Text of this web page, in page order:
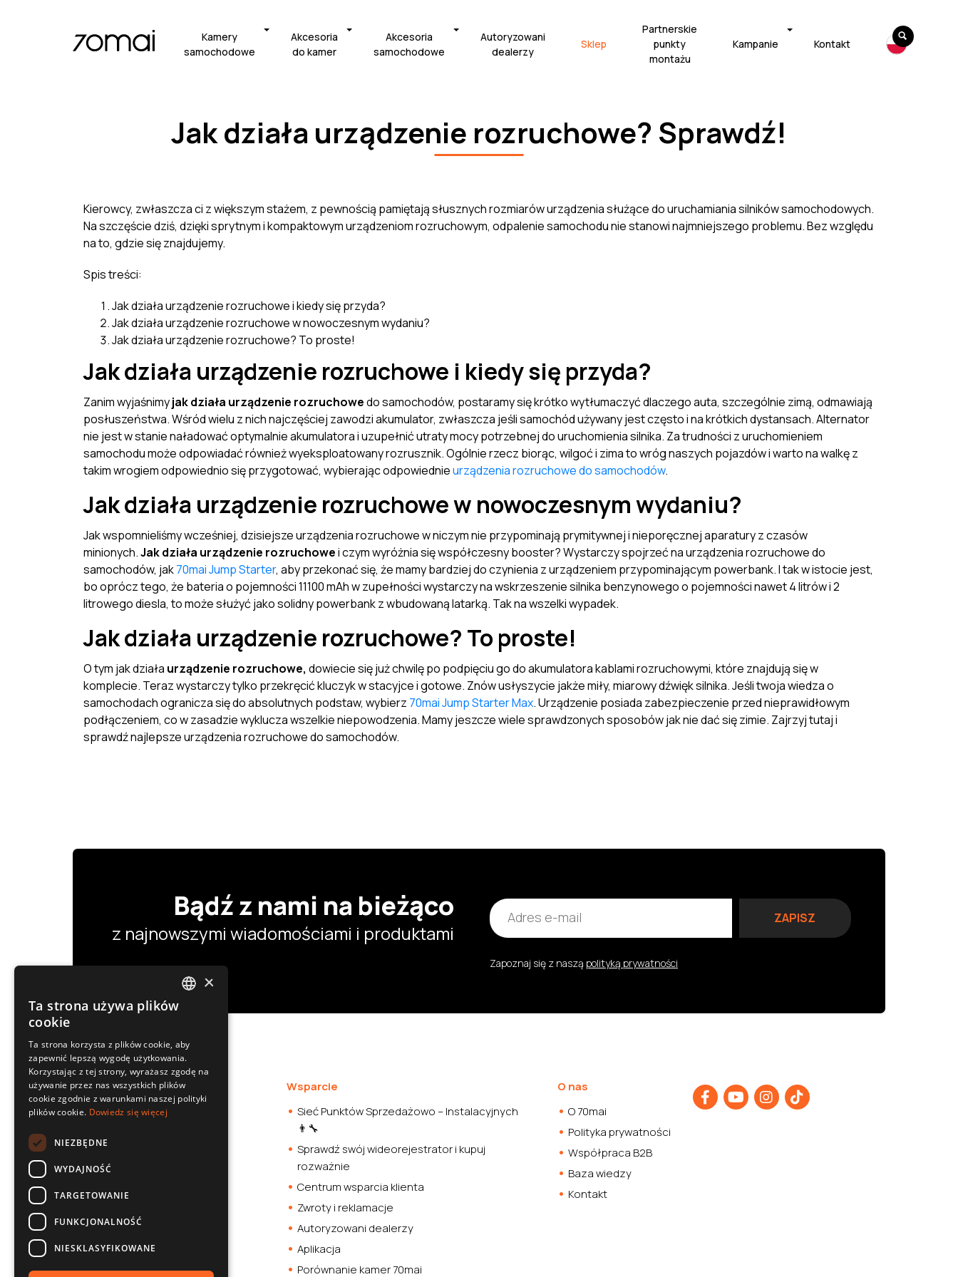
Kamery
samochodowe
Akcesoria
do kamer
Akcesoria
samochodowe
Autoryzowani
dealerzy
Sklep
Partnerskie
punkty
montażu
Kampanie Kontakt
Jak działa urządzenie rozruchowe? Sprawdź!
Kierowcy, zwłaszcza ci z większym stażem, z pewnością pamiętają słusznych rozmiarów urządzenia służące do uruchamiania silników samochodowych.
Na szczęście dziś, dzięki sprytnym i kompaktowym urządzeniom rozruchowym, odpalenie samochodu nie stanowi najmniejszego problemu. Bez względu
na to, gdzie się znajdujemy.
Spis treści:
Jak działa urządzenie rozruchowe i kiedy się przyda?
Jak działa urządzenie rozruchowe w nowoczesnym wydaniu?
Jak działa urządzenie rozruchowe? To proste!
Jak działa urządzenie rozruchowe i kiedy się przyda?
Zanim wyjaśnimyjak działa urządzenie rozruchowedo samochodów, postaramy się krótko wytłumaczyć dlaczego auta, szczególnie zimą, odmawiają
posłuszeństwa. Wśród wielu z nich najczęściej zawodzi akumulator, zwłaszcza jeśli samochód używany jest często i na krótkich dystansach. Alternator
nie jest w stanie naładować optymalnie akumulatora i uzupełnić utraty mocy potrzebnej do uruchomienia silnika. Za trudności z uruchomieniem
samochodu może odpowiadać również wyeksploatowany rozrusznik. Ogólnie rzecz biorąc, wilgoć i zima to wróg naszych pojazdów i warto na walkę z
takim wrogiem odpowiednio się przygotować, wybierając odpowiednieurządzenia rozruchowe do samochodów.
Jak działa urządzenie rozruchowe w nowoczesnym wydaniu?
Jak wspomnieliśmy wcześniej, dzisiejsze urządzenia rozruchowe w niczym nie przypominają prymitywnej i nieporęcznej aparatury z czasów
minionych.Jak działa urządzenie rozruchowei czym wyróżnia się współczesny booster? Wystarczy spojrzeć na urządzenia rozruchowe do
samochodów, jak70mai Jump Starter, aby przekonać się, że mamy bardziej do czynienia z urządzeniem przypominającym powerbank. I tak w istocie jest,
bo oprócz tego, że bateria o pojemności 11100 mAh w zupełności wystarczy na wskrzeszenie silnika benzynowego o pojemności nawet 4 litrów i 2
litrowego diesla, to może służyć jako solidny powerbank z wbudowaną latarką. Tak na wszelki wypadek.
Jak działa urządzenie rozruchowe? To proste!
O tym jak działa urządzenie rozruchowe, dowiecie się już chwilę po podpięciu go do akumulatora kablami rozruchowymi, które znajdują się w
komplecie. Teraz wystarczy tylko przekręcić kluczyk w stacyjce i gotowe. Znów usłyszycie jakże miły, miarowy dźwięk silnika. Jeśli twoja wiedza o
samochodach ogranicza się do absolutnych podstaw, wybierz 70mai Jump Starter Max. Urządzenie posiada zabezpieczenie przed nieprawidłowym
podłączeniem, co w zasadzie wyklucza wszelkie niepowodzenia. Mamy jeszcze wiele sprawdzonych sposobów jak nie dać się zimie. Zajrzyj tutaj i
sprawdź najlepsze urządzenia rozruchowe do samochodów.
Bądź z nami na bieżąco
z najnowszymi wiadomościami i produktami
Zapoznaj się z naszą polityką prywatności
Oferta
Kamery samochodowe
Stacja zasilania
Sklep
Wsparcie
Sieć Punktów Sprzedażowo – Instalacyjnych
👨‍🔧
Sprawdź swój wideorejestrator i kupuj
rozważnie
Centrum wsparcia klienta
Zwroty i reklamacje
Autoryzowani dealerzy
Aplikacja
Porównanie kamer 70mai
O nas
O 70mai
Polityka prywatności
Współpraca B2B
Baza wiedzy
Kontakt
ENGLISH
×
Ta strona używa plików
cookie
Ta strona korzysta z plików cookie, aby
zapewnić lepszą wygodę użytkowania.
Korzystając z tej strony, wyrażasz zgodę na
używanie przez nas wszystkich plików
cookie zgodnie z warunkami naszej polityki
plików cookie. Dowiedz się więcej
NIEZBĘDNE
WYDAJNOŚĆ
TARGETOWANIE
FUNKCJONALNOŚĆ
NIESKLASYFIKOWANE